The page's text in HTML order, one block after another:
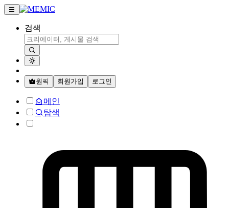
검색
원픽 회원가입 로그인
메인
탐색